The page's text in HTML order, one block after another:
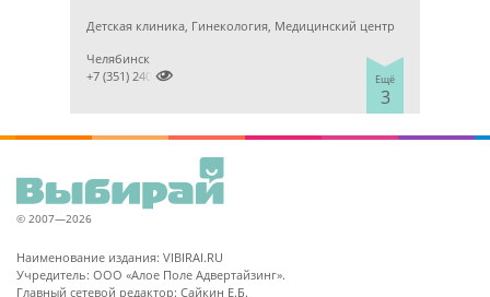
Детская клиника, Гинекология, Медицинский центр
Ещё
3
Челябинск

+7 (351) 2400303
© 2007—2026
Наименование издания: VIBIRAI.RU
Учредитель: ООО «Алое Поле Адвертайзинг».
Главный сетевой редактор: Сайкин Е.Б.